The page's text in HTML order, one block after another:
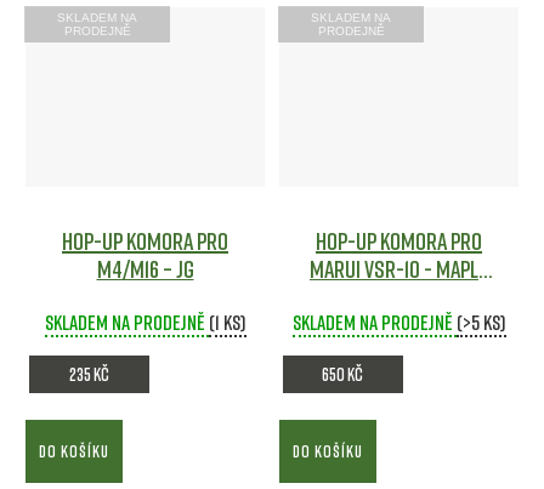
SKLADEM NA
PRODEJNĚ
Hop-Up komora pro
M4/M16 – JG
Skladem na prodejně (1 ks)
235 Kč
DO KOŠÍKU
SKLADEM NA
PRODEJNĚ
Hop-up komora pro
Marui VSR-10 - Maple
Skladem na prodejně (>5 ks)
650 Kč
DO KOŠÍKU